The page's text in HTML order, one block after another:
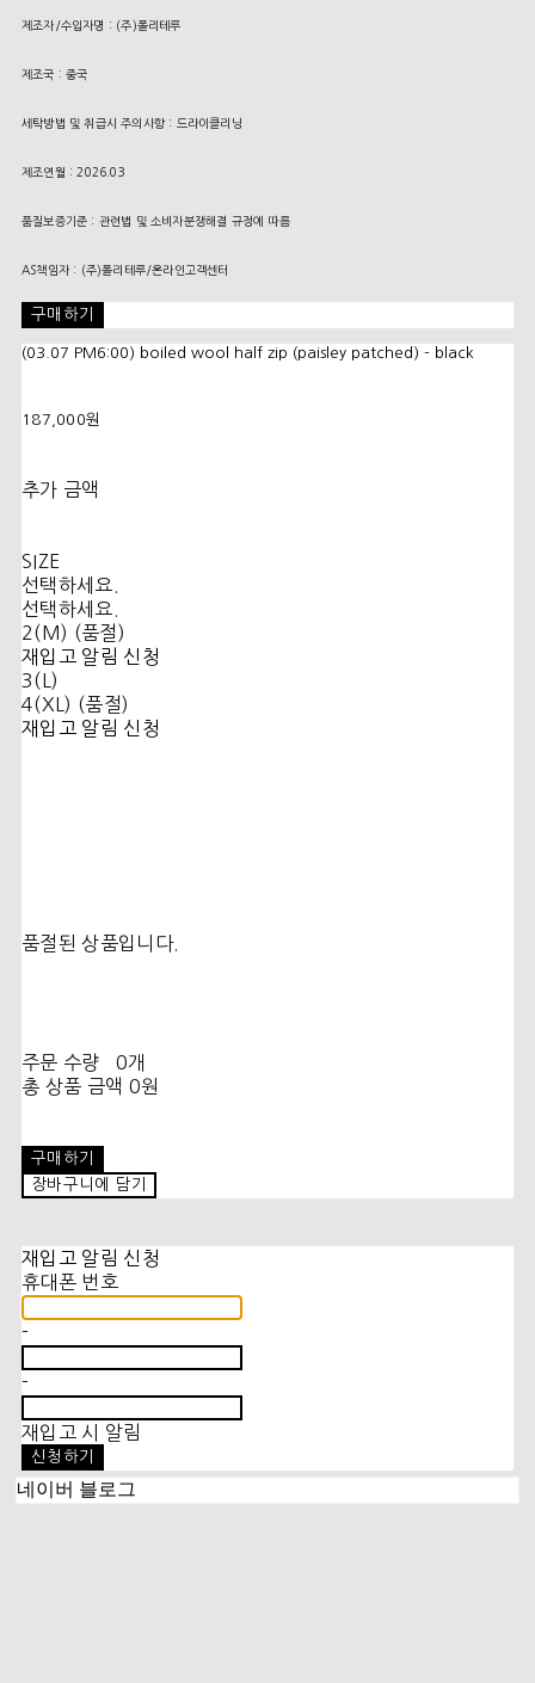
제조자/수입자명 : (주)폴리테루
제조국 : 중국
세탁방법 및 취급시 주의사항 : 드라이클리닝
제조연월 : 2026.03
품질보증기준 : 관련법 및 소비자분쟁해결 규정에 따름
AS책임자 : (주)폴리테루/온라인고객센터
구매하기
(03.07 PM6:00) boiled wool half zip (paisley patched) - black
187,000원
추가 금액
SIZE
선택하세요.
선택하세요.
2(M) (품절)
재입고 알림 신청
3(L)
4(XL) (품절)
재입고 알림 신청
품절된 상품입니다.
주문 수량
0개
총 상품 금액 0원
구매하기
장바구니에 담기
재입고 알림 신청
휴대폰 번호
-
-
재입고 시 알림
신청하기
네이버 블로그